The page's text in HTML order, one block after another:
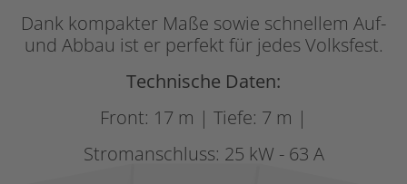
Dank kompakter Maße sowie schnellem Auf-
und Abbau ist er perfekt für jedes Volksfest.
Technische Daten:
Front: 17 m | Tiefe: 7 m |
Stromanschluss: 25 kW - 63 A